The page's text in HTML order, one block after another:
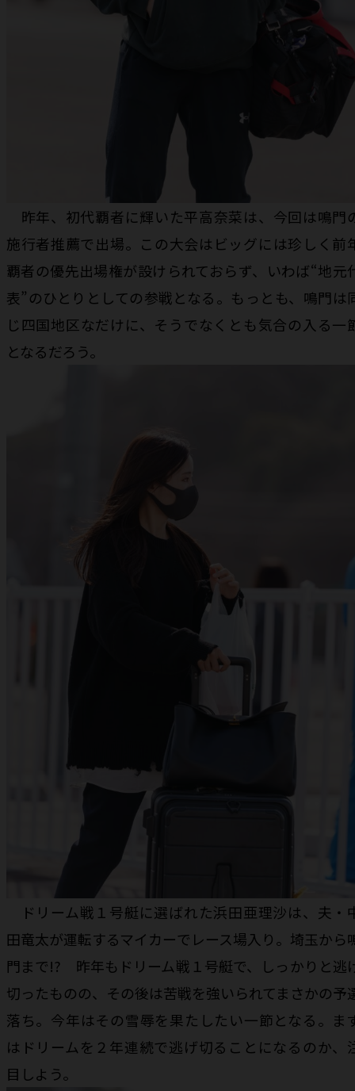
昨年、初代覇者に輝いた平高奈菜は、今回は鳴門
施行者推薦で出場。この大会はビッグには珍しく前
覇者の優先出場権が設けられておらず、いわば“地元
表”のひとりとしての参戦となる。もっとも、鳴門は
じ四国地区なだけに、そうでなくとも気合の入る一
となるだろう。
ドリーム戦１号艇に選ばれた浜田亜理沙は、夫・
田竜太が運転するマイカーでレース場入り。埼玉から
門まで!? 昨年もドリーム戦１号艇で、しっかりと逃
切ったものの、その後は苦戦を強いられてまさかの予
落ち。今年はその雪辱を果たしたい一節となる。ま
はドリームを２年連続で逃げ切ることになるのか、
目しよう。